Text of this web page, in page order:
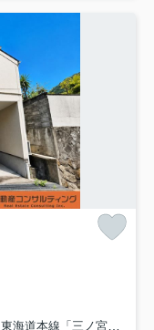
東海道本線「三ノ宮」駅 徒歩2分